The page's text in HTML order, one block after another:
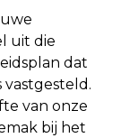
uit die
dat
vastgesteld.
van onze
bij het